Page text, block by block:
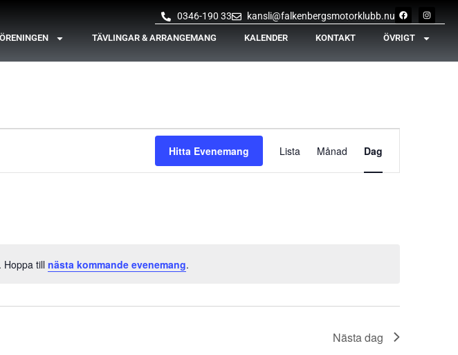
0346-190 33 kansli@falkenbergsmotorklubb.nu
TÄVLINGAR & ARRANGEMANG KALENDER KONTAKT ÖVRIGT
Hoppa till nästa kommande evenemang.
Hitta Evenemang
vynavigering
Lista Månad Dag
Nästa dag